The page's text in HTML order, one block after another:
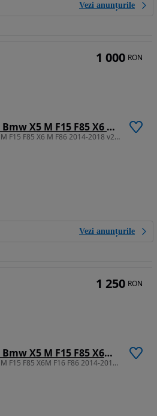
Vezi anunțurile
Prelungire bara fata Bmw X5 M F15 F85 X6 M F86 2014-2018 v2 - Maxton
Prelungire bara fata Bmw X5 M F15 F85 X6 M F86 2014-2018 v2 - Maxton
Vezi anunțurile
1 000 RON
Prelungire bara fata Bmw X5 M F15 F85 X6M F16 F86 2014-2018 v3 Maxton
Prelungire bara fata Bmw X5 M F15 F85 X6M F16 F86 2014-2018 v3 Maxton
1 250 RON